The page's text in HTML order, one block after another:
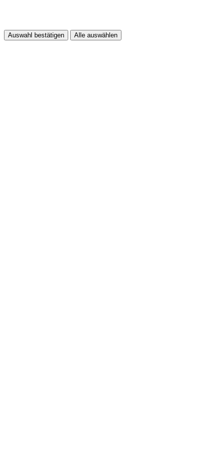
Auswahl bestätigen Alle auswählen